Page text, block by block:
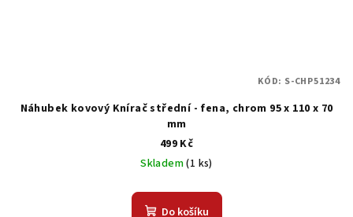
Náhubek kovový Knírač střední - fena, chrom 95 x 110 x 70
mm
499 Kč
Skladem(1 ks)
Do košíku
KÓD: S-CHP51234